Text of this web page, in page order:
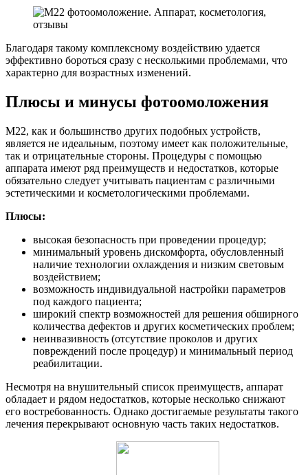
Благодаря такому комплексному воздействию удается
эффективно бороться сразу с несколькими проблемами, что
характерно для возрастных изменений.
Плюсы и минусы фотоомоложения
М22, как и большинство других подобных устройств,
является не идеальным, поэтому имеет как положительные,
так и отрицательные стороны. Процедуры с помощью
аппарата имеют ряд преимуществ и недостатков, которые
обязательно следует учитывать пациентам с различными
эстетическими и косметологическими проблемами.
Плюсы:
высокая безопасность при проведении процедур;
минимальный уровень дискомфорта, обусловленный
наличие технологии охлаждения и низким световым
воздействием;
возможность индивидуальной настройки параметров
под каждого пациента;
широкий спектр возможностей для решения обширного
количества дефектов и других косметических проблем;
неинвазивность (отсутствие проколов и других
повреждений после процедур) и минимальный период
реабилитации.
Несмотря на внушительный список преимуществ, аппарат
обладает и рядом недостатков, которые несколько снижают
его востребованность. Однако достигаемые результаты такого
лечения перекрывают основную часть таких недостатков.